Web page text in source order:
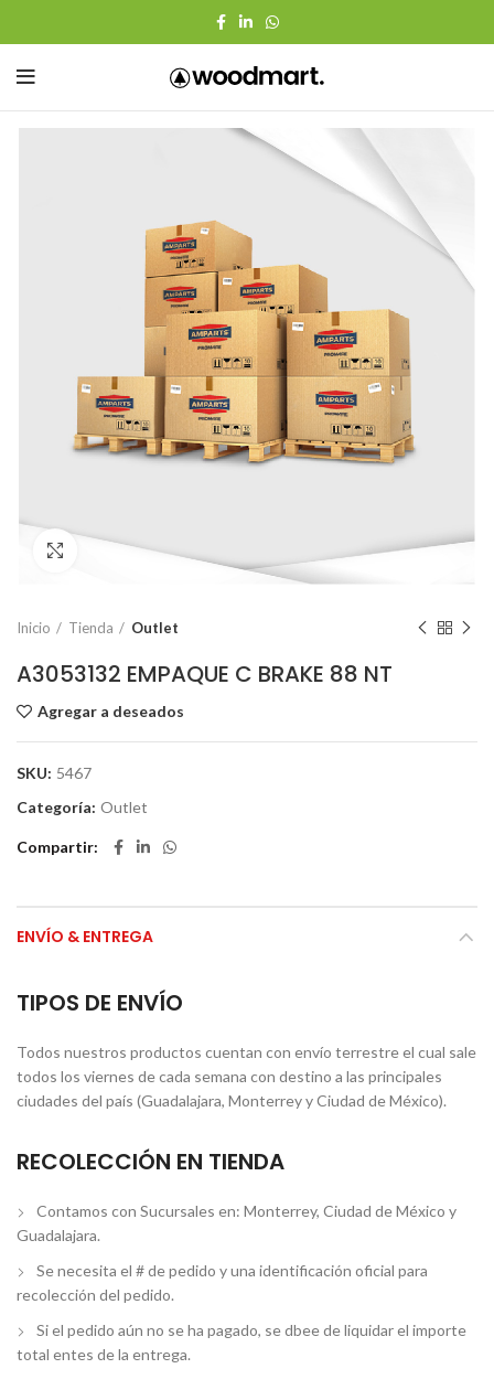
Click to enlarge
Inicio Tienda Outlet
A3053132 EMPAQUE C BRAKE 88 NT
Agregar a deseados
SKU: 5467
Categoría: Outlet
Compartir
ENVÍO & ENTREGA
TIPOS DE ENVÍO
Todos nuestros productos cuentan con envío terrestre el cual sale
todos los viernes de cada semana con destino a las principales
ciudades del país (Guadalajara, Monterrey y Ciudad de México).
RECOLECCIÓN EN TIENDA
Contamos con Sucursales en: Monterrey, Ciudad de México y
Guadalajara.
Se necesita el # de pedido y una identificación oficial para
recolección del pedido.
Si el pedido aún no se ha pagado, se dbee de liquidar el importe
total entes de la entrega.